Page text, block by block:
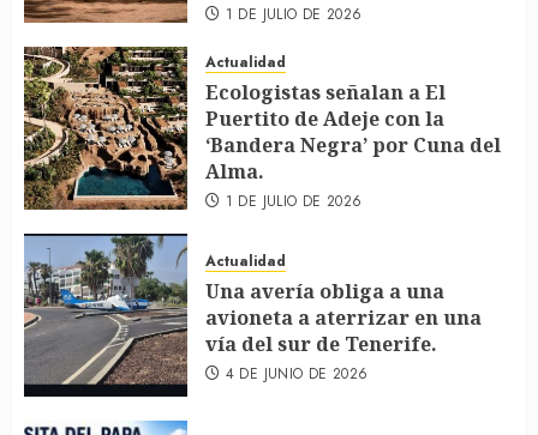
1 DE JULIO DE 2026
Actualidad
Ecologistas señalan a El
Puertito de Adeje con la
‘Bandera Negra’ por Cuna del
Alma.
1 DE JULIO DE 2026
Actualidad
Una avería obliga a una
avioneta a aterrizar en una
vía del sur de Tenerife.
4 DE JUNIO DE 2026